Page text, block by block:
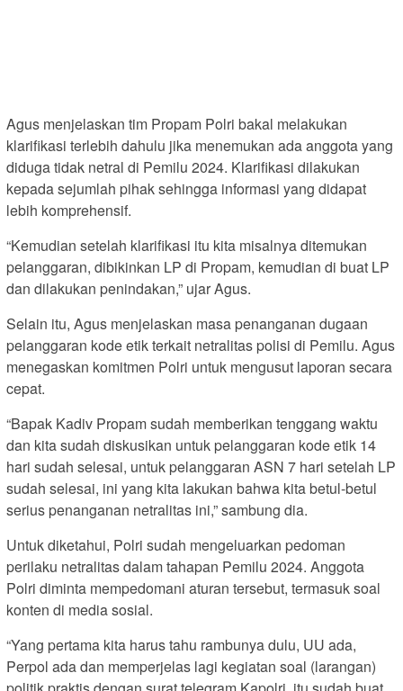
Agus menjelaskan tim Propam Polri bakal melakukan
klarifikasi terlebih dahulu jika menemukan ada anggota yang
diduga tidak netral di Pemilu 2024. Klarifikasi dilakukan
kepada sejumlah pihak sehingga informasi yang didapat
lebih komprehensif.
“Kemudian setelah klarifikasi itu kita misalnya ditemukan
pelanggaran, dibikinkan LP di Propam, kemudian di buat LP
dan dilakukan penindakan,” ujar Agus.
Selain itu, Agus menjelaskan masa penanganan dugaan
pelanggaran kode etik terkait netralitas polisi di Pemilu. Agus
menegaskan komitmen Polri untuk mengusut laporan secara
cepat.
“Bapak Kadiv Propam sudah memberikan tenggang waktu
dan kita sudah diskusikan untuk pelanggaran kode etik 14
hari sudah selesai, untuk pelanggaran ASN 7 hari setelah LP
sudah selesai, ini yang kita lakukan bahwa kita betul-betul
serius penanganan netralitas ini,” sambung dia.
Untuk diketahui, Polri sudah mengeluarkan pedoman
perilaku netralitas dalam tahapan Pemilu 2024. Anggota
Polri diminta mempedomani aturan tersebut, termasuk soal
konten di media sosial.
“Yang pertama kita harus tahu rambunya dulu, UU ada,
Perpol ada dan memperjelas lagi kegiatan soal (larangan)